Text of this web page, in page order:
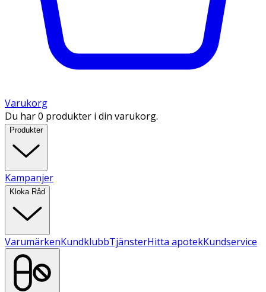
Varukorg
Du har 0 produkter i din varukorg.
Produkter
Kampanjer
Kloka Råd
VarumärkenKundklubbTjänsterHitta apotekKundservice